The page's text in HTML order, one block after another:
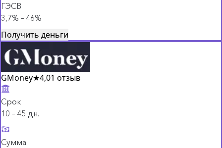
ГЭСВ
3,7% – 46%
Получить деньги
GMoney★4,01 отзыв
Срок
10 – 45 дн.
Сумма